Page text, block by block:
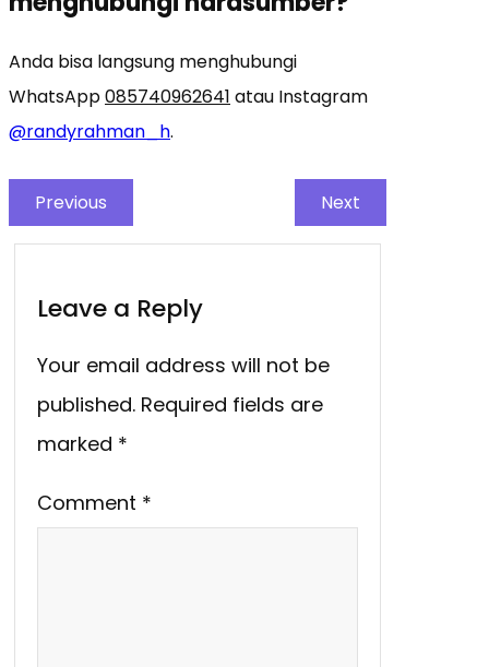
Anda bisa langsung menghubungi
WhatsApp085740962641 atau Instagram
@randyrahman_h.
Previous Next
Leave a Reply
Your email address will not be
published. Required fields are
marked *
Comment *